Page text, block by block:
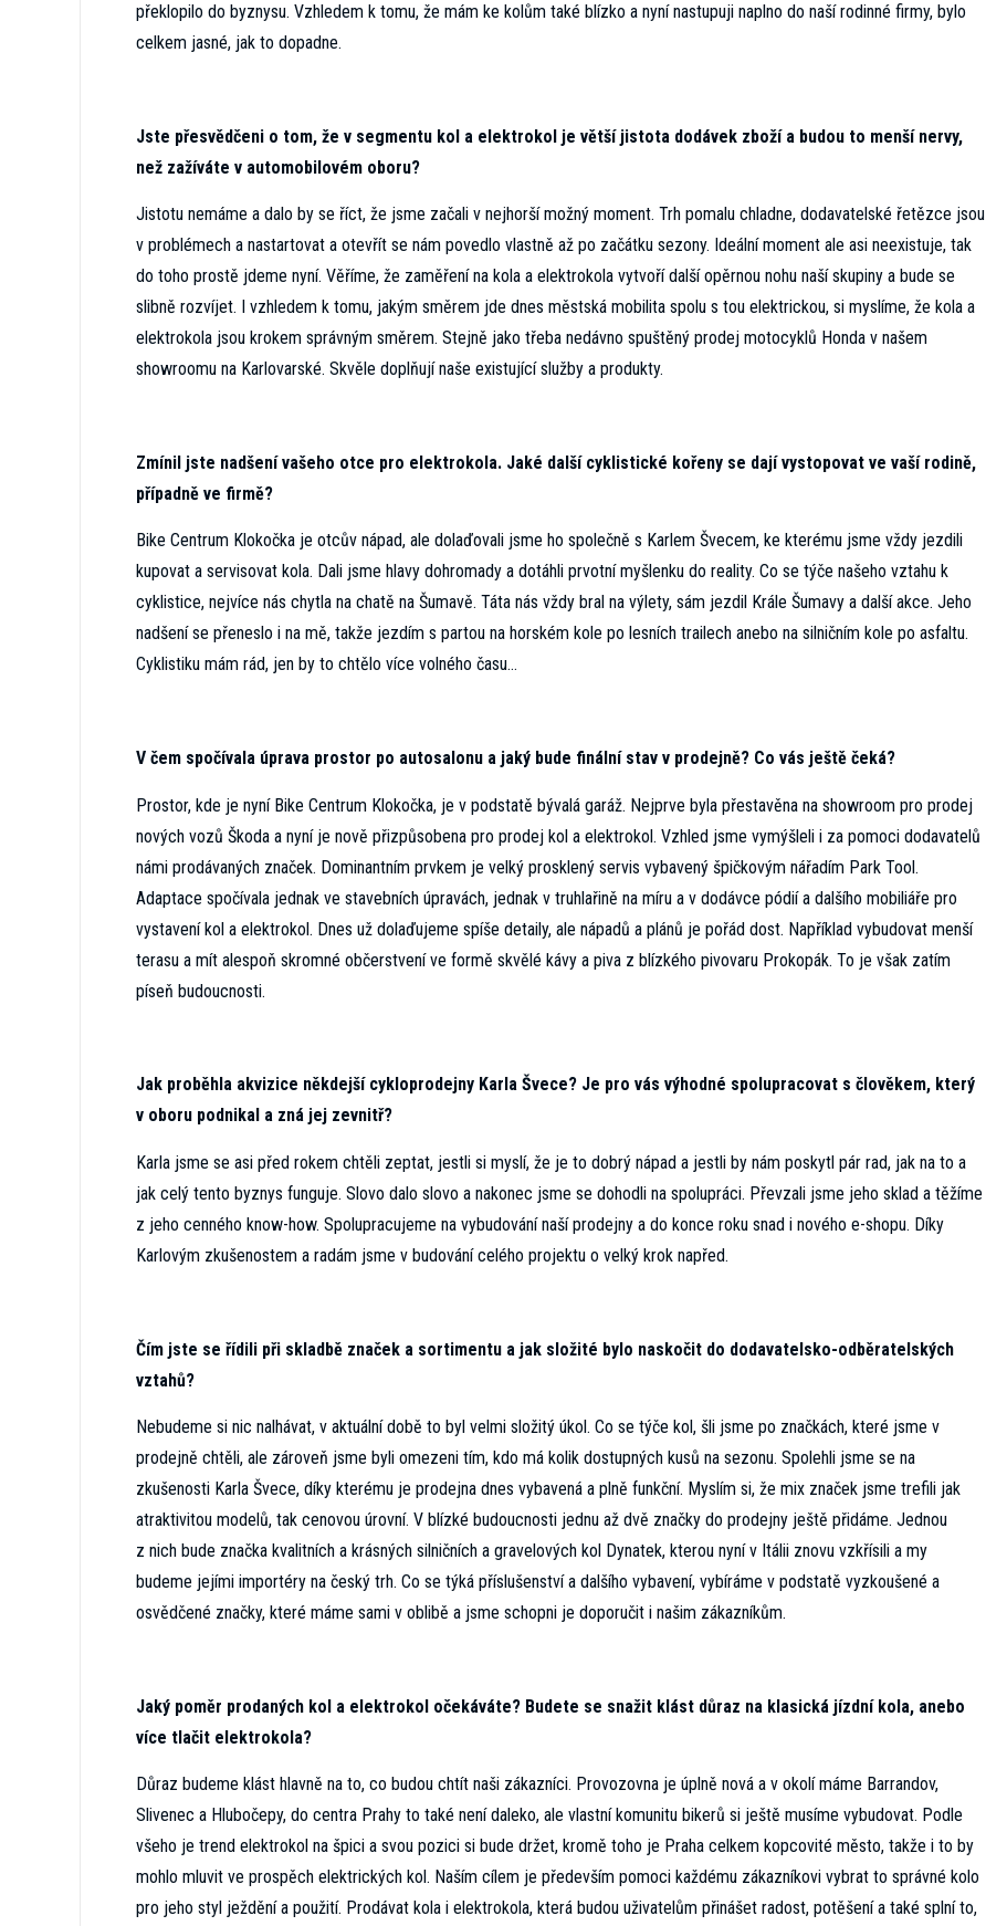
překlopilo do byznysu. Vzhledem k tomu, že mám ke kolům také blízko a nyní nastupuji naplno do naší rodinné firmy, bylo
celkem jasné, jak to dopadne.
Jste přesvědčeni o tom, že v segmentu kol a elektrokol je větší jistota dodávek zboží a budou to menší nervy,
než zažíváte v automobilovém oboru?
Jistotu nemáme a dalo by se říct, že jsme začali v nejhorší možný moment. Trh pomalu chladne, dodavatelské řetězce jsou
v problémech a nastartovat a otevřít se nám povedlo vlastně až po začátku sezony. Ideální moment ale asi neexistuje, tak
do toho prostě jdeme nyní. Věříme, že zaměření na kola a elektrokola vytvoří další opěrnou nohu naší skupiny a bude se
slibně rozvíjet. I vzhledem k tomu, jakým směrem jde dnes městská mobilita spolu s tou elektrickou, si myslíme, že kola a
elektrokola jsou krokem správným směrem. Stejně jako třeba nedávno spuštěný prodej motocyklů Honda v našem
showroomu na Karlovarské. Skvěle doplňují naše existující služby a produkty.
Zmínil jste nadšení vašeho otce pro elektrokola. Jaké další cyklistické kořeny se dají vystopovat ve vaší rodině,
případně ve firmě?
Bike Centrum Klokočka je otcův nápad, ale dolaďovali jsme ho společně s Karlem Švecem, ke kterému jsme vždy jezdili
kupovat a servisovat kola. Dali jsme hlavy dohromady a dotáhli prvotní myšlenku do reality. Co se týče našeho vztahu k
cyklistice, nejvíce nás chytla na chatě na Šumavě. Táta nás vždy bral na výlety, sám jezdil Krále Šumavy a další akce. Jeho
nadšení se přeneslo i na mě, takže jezdím s partou na horském kole po lesních trailech anebo na silničním kole po asfaltu.
Cyklistiku mám rád, jen by to chtělo více volného času…
V čem spočívala úprava prostor po autosalonu a jaký bude finální stav v prodejně? Co vás ještě čeká?
Prostor, kde je nyní Bike Centrum Klokočka, je v podstatě bývalá garáž. Nejprve byla přestavěna na showroom pro prodej
nových vozů Škoda a nyní je nově přizpůsobena pro prodej kol a elektrokol. Vzhled jsme vymýšleli i za pomoci dodavatelů
námi prodávaných značek. Dominantním prvkem je velký prosklený servis vybavený špičkovým nářadím Park Tool.
Adaptace spočívala jednak ve stavebních úpravách, jednak v truhlařině na míru a v dodávce pódií a dalšího mobiliáře pro
vystavení kol a elektrokol. Dnes už dolaďujeme spíše detaily, ale nápadů a plánů je pořád dost. Například vybudovat menší
terasu a mít alespoň skromné občerstvení ve formě skvělé kávy a piva z blízkého pivovaru Prokopák. To je však zatím
píseň budoucnosti.
Jak proběhla akvizice někdejší cykloprodejny Karla Švece? Je pro vás výhodné spolupracovat s člověkem, který
v oboru podnikal a zná jej zevnitř?
Karla jsme se asi před rokem chtěli zeptat, jestli si myslí, že je to dobrý nápad a jestli by nám poskytl pár rad, jak na to a
jak celý tento byznys funguje. Slovo dalo slovo a nakonec jsme se dohodli na spolupráci. Převzali jsme jeho sklad a těžíme
z jeho cenného know-how. Spolupracujeme na vybudování naší prodejny a do konce roku snad i nového e-shopu. Díky
Karlovým zkušenostem a radám jsme v budování celého projektu o velký krok napřed.
Čím jste se řídili při skladbě značek a sortimentu a jak složité bylo naskočit do dodavatelsko-odběratelských
vztahů?
Nebudeme si nic nalhávat, v aktuální době to byl velmi složitý úkol. Co se týče kol, šli jsme po značkách, které jsme v
prodejně chtěli, ale zároveň jsme byli omezeni tím, kdo má kolik dostupných kusů na sezonu. Spolehli jsme se na
zkušenosti Karla Švece, díky kterému je prodejna dnes vybavená a plně funkční. Myslím si, že mix značek jsme trefili jak
atraktivitou modelů, tak cenovou úrovní. V blízké budoucnosti jednu až dvě značky do prodejny ještě přidáme. Jednou
z nich bude značka kvalitních a krásných silničních a gravelových kol Dynatek, kterou nyní v Itálii znovu vzkřísili a my
budeme jejími importéry na český trh. Co se týká příslušenství a dalšího vybavení, vybíráme v podstatě vyzkoušené a
osvědčené značky, které máme sami v oblibě a jsme schopni je doporučit i našim zákazníkům.
Jaký poměr prodaných kol a elektrokol očekáváte? Budete se snažit klást důraz na klasická jízdní kola, anebo
více tlačit elektrokola?
Důraz budeme klást hlavně na to, co budou chtít naši zákazníci. Provozovna je úplně nová a v okolí máme Barrandov,
Slivenec a Hlubočepy, do centra Prahy to také není daleko, ale vlastní komunitu bikerů si ještě musíme vybudovat. Podle
všeho je trend elektrokol na špici a svou pozici si bude držet, kromě toho je Praha celkem kopcovité město, takže i to by
mohlo mluvit ve prospěch elektrických kol. Naším cílem je především pomoci každému zákazníkovi vybrat to správné kolo
pro jeho styl ježdění a použití. Prodávat kola i elektrokola, která budou uživatelům přinášet radost, potěšení a také splní to,